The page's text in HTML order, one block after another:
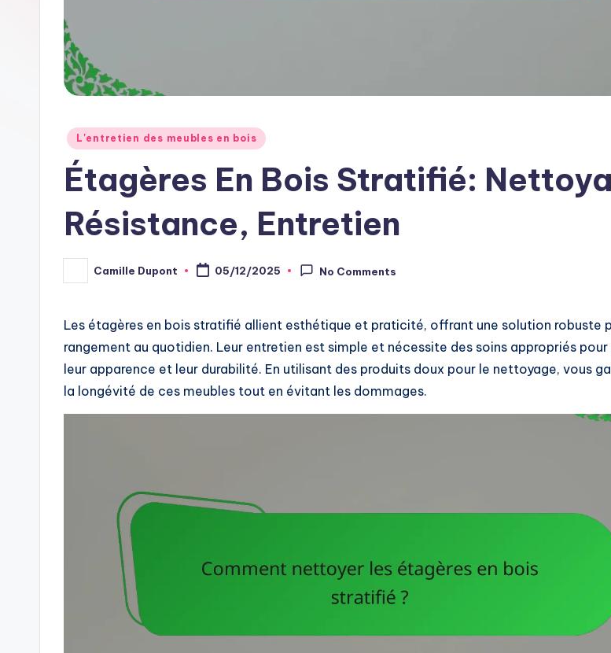
Posted
L'entretien des meubles en bois
Étagères En Bois Stratifié:
Résistance, Entretien
Posted
by
Camille Dupont 05/12/2025 No Comments
Les étagères en bois stratifié allient esthétique et praticité, offrant une solution robuste
rangement au quotidien. Leur entretien est simple et nécessite des soins appropriés
leur apparence et leur durabilité. En utilisant des produits doux pour le nettoyage, vous
la longévité de ces meubles tout en évitant les dommages.